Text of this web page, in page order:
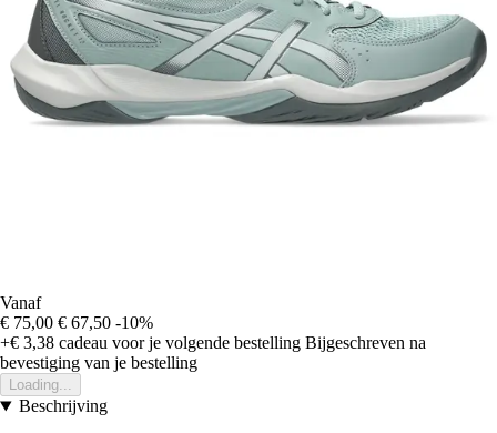
Vanaf
€ 75,00 € 67,50 -10%
+€ 3,38 cadeau voor je volgende bestelling Bijgeschreven na
bevestiging van je bestelling
Loading...
Beschrijving